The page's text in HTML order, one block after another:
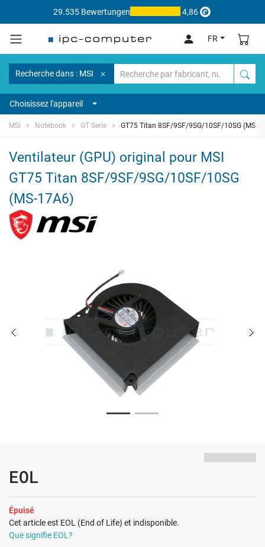
29.535 Bewertungen 4,86
FR
Recherche dans : MSI
Choisissez l'appareil
MSI Notebook GT Serie GT75 Titan 8SF/9SF/9SG/10SF/10SG (MS-
Ventilateur (GPU) original pour MSI
GT75 Titan 8SF/9SF/9SG/10SF/10SG
(MS-17A6)
EOL
Épuisé
Cet article est EOL (End of Life) et indisponible.
Que signifie EOL?